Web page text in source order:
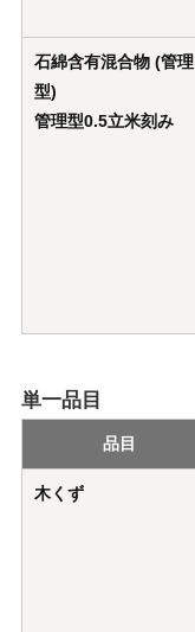
石綿含有混合物 (管理
型)
管理型0.5立米刻み
単一品目
品目
木くず